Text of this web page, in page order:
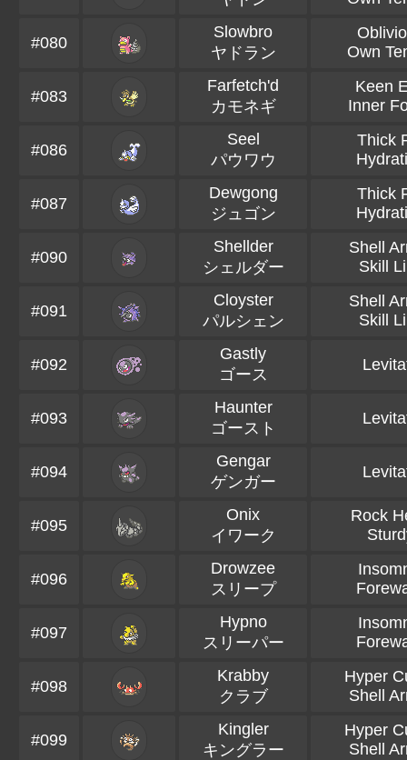
#080
Slowbro
ヤドラン
Own
#083
Farfetch'd
カモネギ
Keen
Inner
#086
Seel
パウワウ
Thick
#087
Dewgong
ジュゴン
Thick
#090
Shellder
シェルダー
Shell
Skill
#091
Cloyster
パルシェン
Shell
Skill
#092
Gastly
ゴース
#093
Haunter
ゴースト
#094
Gengar
ゲンガー
#095
Onix
イワーク
Rock
#096
Drowzee
スリープ
#097
Hypno
スリーパー
#098
Krabby
クラブ
Hyper
Shell
#099
Kingler
キングラー
Hyper
Shell